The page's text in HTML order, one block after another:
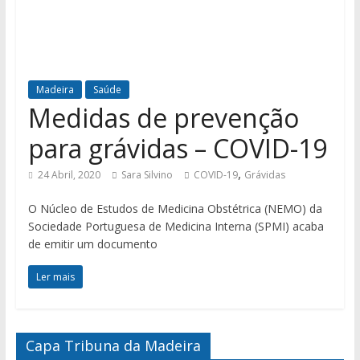
Madeira Saúde
Medidas de prevenção
para grávidas – COVID-19
24 Abril, 2020 Sara Silvino COVID-19, Grávidas
O Núcleo de Estudos de Medicina Obstétrica (NEMO) da
Sociedade Portuguesa de Medicina Interna (SPMI) acaba
de emitir um documento
Ler mais
Capa Tribuna da Madeira